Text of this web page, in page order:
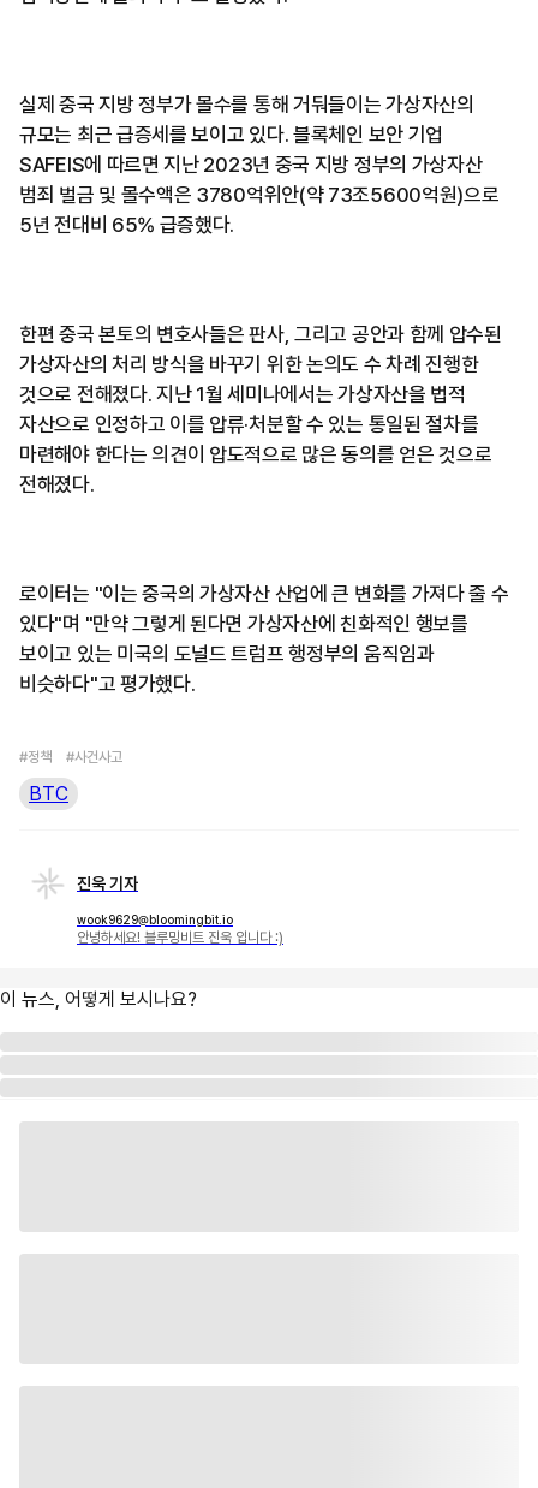
실제 중국 지방 정부가 몰수를 통해 거둬들이는 가상자산의
규모는 최근 급증세를 보이고 있다. 블록체인 보안 기업
SAFEIS에 따르면 지난 2023년 중국 지방 정부의 가상자산
범죄 벌금 및 몰수액은 3780억위안(약 73조5600억원)으로
5년 전대비 65% 급증했다.
한편 중국 본토의 변호사들은 판사, 그리고 공안과 함께 압수된
가상자산의 처리 방식을 바꾸기 위한 논의도 수 차례 진행한
것으로 전해졌다. 지난 1월 세미나에서는 가상자산을 법적
자산으로 인정하고 이를 압류·처분할 수 있는 통일된 절차를
마련해야 한다는 의견이 압도적으로 많은 동의를 얻은 것으로
전해졌다.
로이터는 "이는 중국의 가상자산 산업에 큰 변화를 가져다 줄 수
있다"며 "만약 그렇게 된다면 가상자산에 친화적인 행보를
보이고 있는 미국의 도널드 트럼프 행정부의 움직임과
비슷하다"고 평가했다.
#정책 #사건사고
BTC
진욱 기자
wook9629@bloomingbit.io
안녕하세요! 블루밍비트 진욱 입니다 :)
이 뉴스, 어떻게 보시나요?